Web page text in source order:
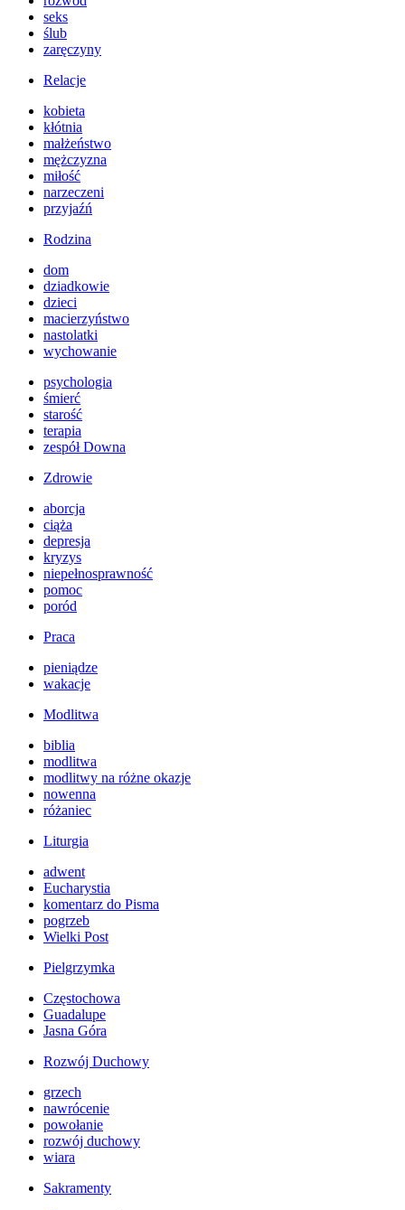
seks
ślub
zaręczyny
Relacje
kobieta
kłótnia
małżeństwo
mężczyzna
miłość
narzeczeni
przyjaźń
Rodzina
dom
dziadkowie
dzieci
macierzyństwo
nastolatki
wychowanie
psychologia
śmierć
starość
terapia
zespół Downa
Zdrowie
aborcja
ciąża
depresja
kryzys
niepełnosprawność
pomoc
poród
Praca
pieniądze
wakacje
Modlitwa
biblia
modlitwa
modlitwy na różne okazje
nowenna
różaniec
Liturgia
adwent
Eucharystia
komentarz do Pisma
pogrzeb
Wielki Post
Pielgrzymka
Częstochowa
Guadalupe
Jasna Góra
Rozwój Duchowy
grzech
nawrócenie
powołanie
rozwój duchowy
wiara
Sakramenty